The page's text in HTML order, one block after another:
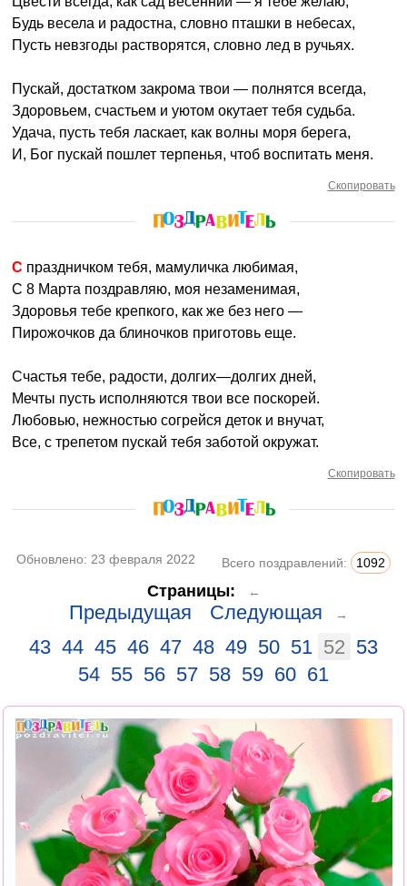
Будь весела и радостна, словно пташки в небесах,
Пусть невзгоды растворятся, словно лед в ручьях.
Пускай, достатком закрома твои — полнятся всегда,
Здоровьем, счастьем и уютом окутает тебя судьба.
Удача, пусть тебя ласкает, как волны моря берега,
И, Бог пускай пошлет терпенья, чтоб воспитать меня.
Скопировать
С праздничком тебя, мамуличка любимая,
С 8 Марта поздравляю, моя незаменимая,
Здоровья тебе крепкого, как же без него —
Пирожочков да блиночков приготовь еще.
Счастья тебе, радости, долгих—долгих дней,
Мечты пусть исполняются твои все поскорей.
Любовью, нежностью согрейся деток и внучат,
Все, с трепетом пускай тебя заботой окружат.
Скопировать
Обновлено: 23 февраля 2022 Всего поздравлений: 1092
Страницы: ←
Предыдущая Следующая →
43 44 45 46 47 48 49 50 51 52 53
54 55 56 57 58 59 60 61